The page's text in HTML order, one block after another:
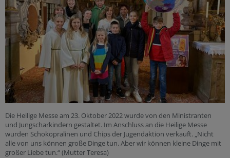
Die Heilige Messe am 23. Oktober 2022 wurde von den Ministranten
und Jungscharkindern gestaltet. Im Anschluss an die Heilige Messe
wurden Schokopralinen und Chips der Jugendaktion verkauft. „Nicht
alle von uns können große Dinge tun. Aber wir können kleine Dinge mit
großer Liebe tun.“ (Mutter Teresa)